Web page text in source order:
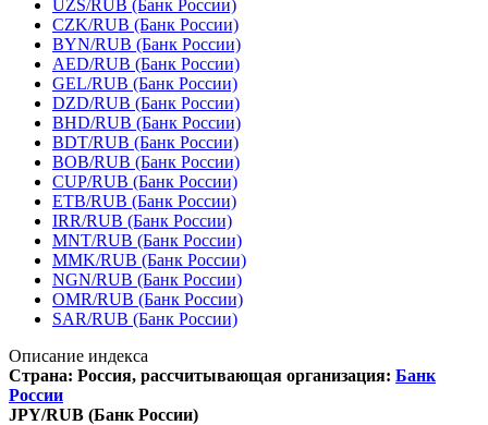
UZS/RUB (Банк России)
CZK/RUB (Банк России)
BYN/RUB (Банк России)
AED/RUB (Банк России)
GEL/RUB (Банк России)
DZD/RUB (Банк России)
BHD/RUB (Банк России)
BDT/RUB (Банк России)
BOB/RUB (Банк России)
CUP/RUB (Банк России)
ETB/RUB (Банк России)
IRR/RUB (Банк России)
MNT/RUB (Банк России)
MMK/RUB (Банк России)
NGN/RUB (Банк России)
OMR/RUB (Банк России)
SAR/RUB (Банк России)
Описание индекса
Страна: Россия, рассчитывающая организация: Банк
России
JPY/RUB (Банк России)